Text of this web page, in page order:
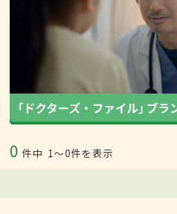
0 件中 1〜0件を表示